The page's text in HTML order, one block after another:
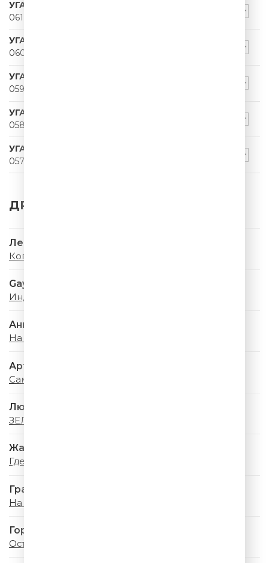
УГАРНЫЙ ПАПА
061
УГАРНЫЙ ПАПА
060
УГАРНЫЙ ПАПА
059
УГАРНЫЙ ПАПА
058
УГАРНЫЙ ПАПА
057
ДРУГИЕ ТРЕКИ
Леонид Агутин
Кого Не Стоило Бы Ждать
Gayana & PIZZA
Индиго
Анна Семенович
На Моря
Артур Пирожков
Самый красивый
Люся Чеботина
ЗЕЛЕНЫЕ ГЛАЗА
Жанна Фриске
Где-то Летом
Градусы
На ресницах
Город 312
Останусь